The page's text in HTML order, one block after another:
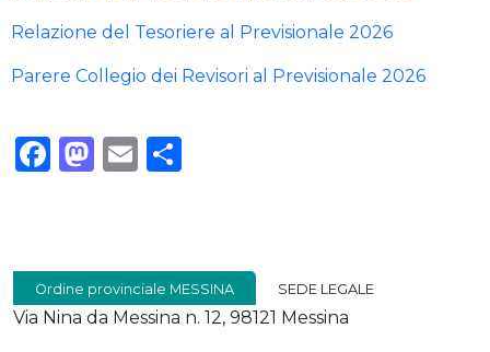
Relazione del Tesoriere al Previsionale 2026
Parere Collegio dei Revisori al Previsionale 2026
Facebook
Mastodon
Email
Ordine provinciale MESSINA SEDE LEGALE
Via Nina da Messina n. 12, 98121 Messina